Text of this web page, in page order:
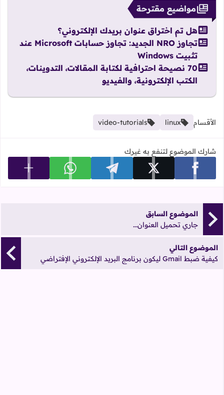
مواضيع مقترحة
هل تم اختراق عنوان بريدك الإلكتروني؟
تجاوز NRO الجديد: تجاوز حسابات Microsoft عند
تثبيت Windows
70 نصيحة احترافية لكتابة المقالات، التدوينات،
الكتب الإلكترونية، والفيديو
الأقسام linux
video-tutorials
شارك الموضوع لتنفع به غيرك
شارك على facebook شارك على x شارك على telegram شارك على whatsapp عرض
الموضوع السابق
جاري تحميل العنوان...
الموضوع التالي
كيفية ضبط Gmail ليكون برنامج البريد الإلكتروني الإفتراضي